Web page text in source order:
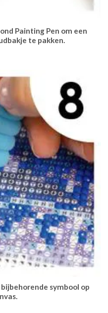
Painting Pen om een
te pakken.
symbool op